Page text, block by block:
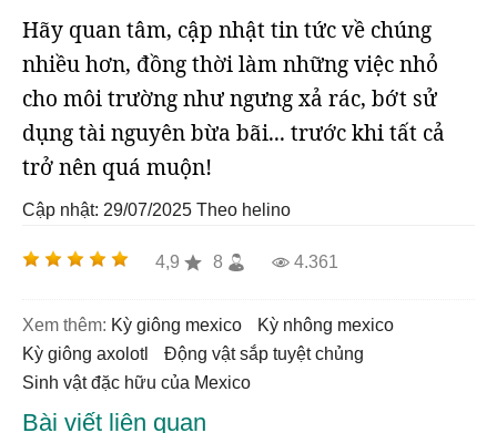
Hãy quan tâm, cập nhật tin tức về chúng
nhiều hơn, đồng thời làm những việc nhỏ
cho môi trường như ngưng xả rác, bớt sử
dụng tài nguyên bừa bãi... trước khi tất cả
trở nên quá muộn!
Cập nhật: 29/07/2025 Theo helino
4,9 8 4.361
Xem thêm: kỳ giông mexico
kỳ nhông mexico
kỳ giông axolotl
động vật sắp tuyệt chủng
sinh vật đặc hữu của Mexico
Bài viết liên quan